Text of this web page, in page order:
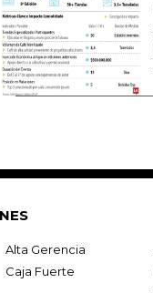
Alta Gerencia
Caja Fuerte